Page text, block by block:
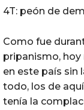
4T: peón de
Como fue
pripanismo, hoy
en este país sin
todo, los de
tenía la